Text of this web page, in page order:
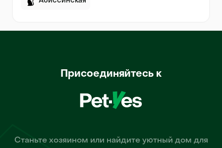
Присоединяйтесь к
Станьте хозяином или найдите уютный дом для